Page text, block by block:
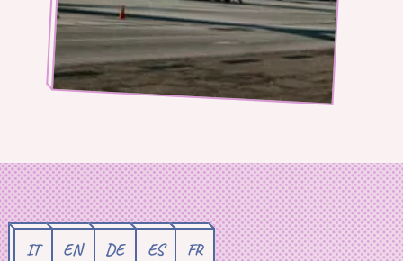
IT EN DE ES FR